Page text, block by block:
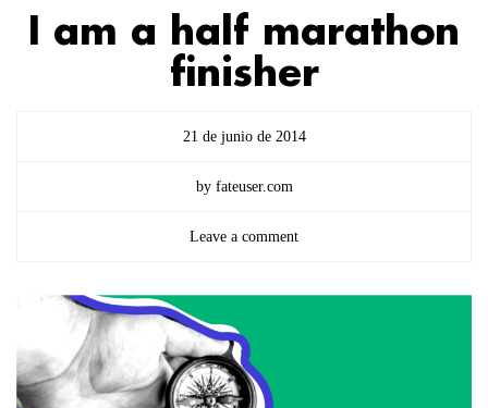
I am a half marathon
finisher
21 de junio de 2014
by fateuser.com
Leave a comment